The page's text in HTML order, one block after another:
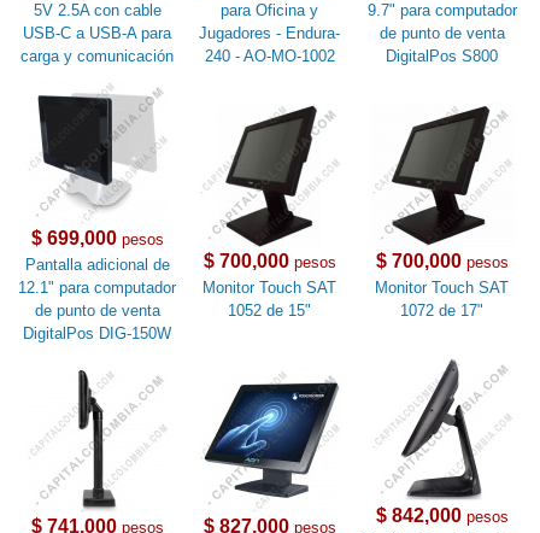
5V 2.5A con cable
USB-C a USB-A para
carga y comunicación
para Oficina y
Jugadores - Endura-
240 - AO-MO-1002
9.7" para computador
de punto de venta
DigitalPos S800
$ 699,000pesos
Pantalla adicional de
12.1" para computador
de punto de venta
DigitalPos DIG-150W
$ 700,000pesos
Monitor Touch SAT
1052 de 15"
$ 700,000pesos
Monitor Touch SAT
1072 de 17"
$ 741,000pesos
$ 827,000pesos
$ 842,000pesos